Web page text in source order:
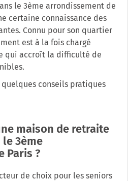
le 3ème arrondissement de
certaine connaissance des
Connu pour son quartier
est à la fois chargé
qui accroît la difficulté de
conseils pratiques
maison de retraite
le 3ème
Paris ?
de choix pour les seniors